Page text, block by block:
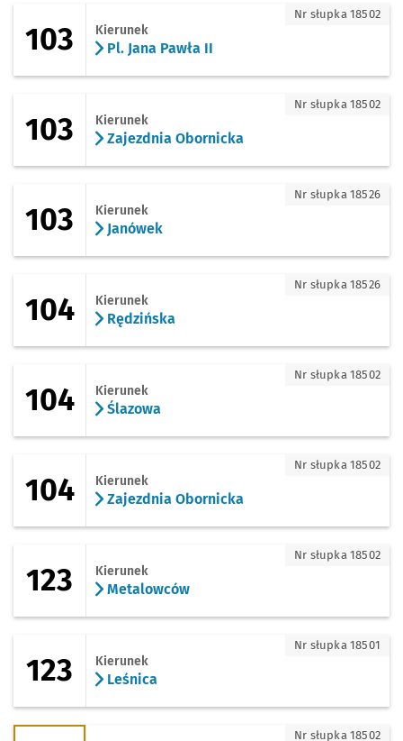
103 - kierunek Pl. Jana Pawła II
103 Kierunek
Pl. Jana Pawła II
Nr słupka 18502
103 - kierunek Zajezdnia Obornicka
103 Kierunek
Zajezdnia Obornicka
Nr słupka 18502
103 Kierunek
Janówek
Nr słupka 18526
104 Kierunek
Rędzińska
Nr słupka 18526
104 Kierunek
Ślazowa
Nr słupka 18502
104 - kierunek Zajezdnia Obornicka
104 Kierunek
Zajezdnia Obornicka
Nr słupka 18502
123 Kierunek
Metalowców
Nr słupka 18502
123 Kierunek
Leśnica
Nr słupka 18501
127 - kierunek Zwycięska Nr słupka 18502